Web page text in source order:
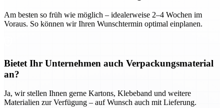
Am besten so früh wie möglich – idealerweise 2–4 Wochen im
Voraus. So können wir Ihren Wunschtermin optimal einplanen.
Bietet Ihr Unternehmen auch Verpackungsmaterial
an?
Ja, wir stellen Ihnen gerne Kartons, Klebeband und weitere
Materialien zur Verfügung – auf Wunsch auch mit Lieferung.